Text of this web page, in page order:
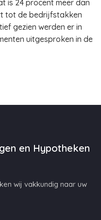
is 24 procent meer dan
tot de bedrijfstakken
gezien werden er in
uitgesproken in de
en Hypotheken
wij vakkundig naar uw